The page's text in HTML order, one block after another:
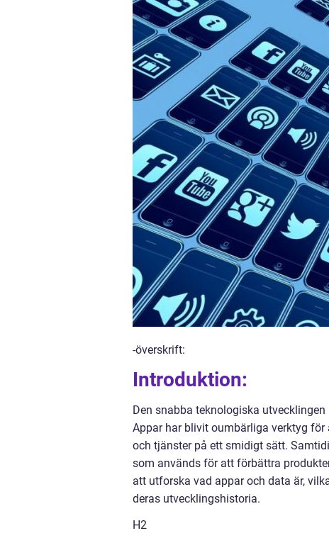
-överskrift:
Introduktion:
Den snabba teknologiska
Appar har blivit oumbärliga verktyg
och tjänster på ett smidigt sätt.
som används för att förbättra
att utforska vad appar och data är,
deras utvecklingshistoria.
H2